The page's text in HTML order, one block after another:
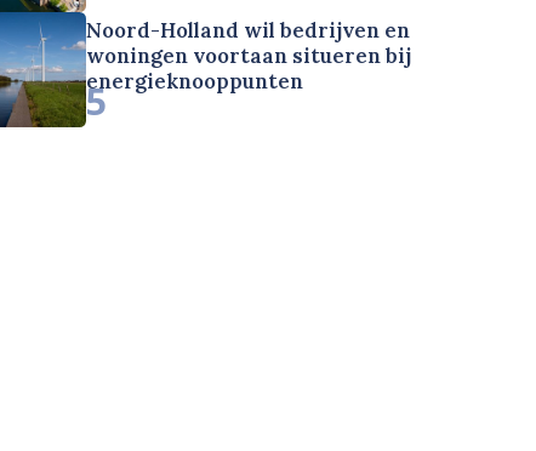
Noord-Holland wil bedrijven en
woningen voortaan situeren bij
energieknooppunten
5